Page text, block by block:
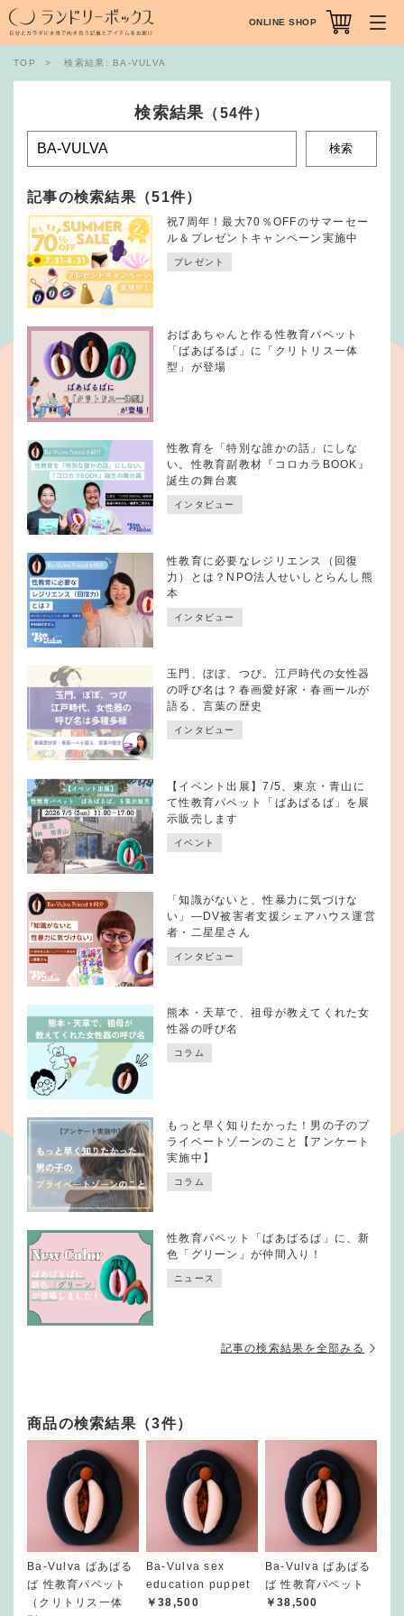
TOP 検索結果: BA-VULVA
検索結果 （54件）
検索
記事の検索結果（51件）
祝7周年！最大70％OFFのサマーセー
ル＆プレゼントキャンペーン実施中
プレゼント
おばあちゃんと作る性教育パペット
「ばあばるば」に「クリトリス一体
型」が登場
性教育を「特別な誰かの話」にしな
い。性教育副教材『コロカラBOOK』
誕生の舞台裏
インタビュー
性教育に必要なレジリエンス（回復
力）とは？NPO法人せいしとらんし熊
本
インタビュー
玉門、ぼぼ、つび。江戸時代の女性器
の呼び名は？春画愛好家・春画ールが
語る、言葉の歴史
インタビュー
【イベント出展】7/5、東京・青山に
て性教育パペット「ばあばるば」を展
示販売します
イベント
「知識がないと、性暴力に気づけな
い」—DV被害者支援シェアハウス運営
者・二星星さん
インタビュー
熊本・天草で、祖母が教えてくれた女
性器の呼び名
コラム
もっと早く知りたかった！男の子のプ
ライベートゾーンのこと【アンケート
実施中】
コラム
性教育パペット「ばあばるば」に、新
色「グリーン」が仲間入り！
ニュース
記事の検索結果を全部みる
商品の検索結果（3件）
Ba-Vulva ばあばる
ば 性教育パペット
（クリトリス一体
Ba-Vulva sex
education puppet
￥38,500
Ba-Vulva ばあばる
ば 性教育パペット
￥38,500
ONLINE SHOP